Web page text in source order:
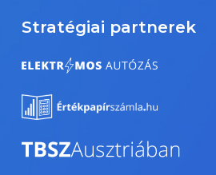
Stratégiai partnerek